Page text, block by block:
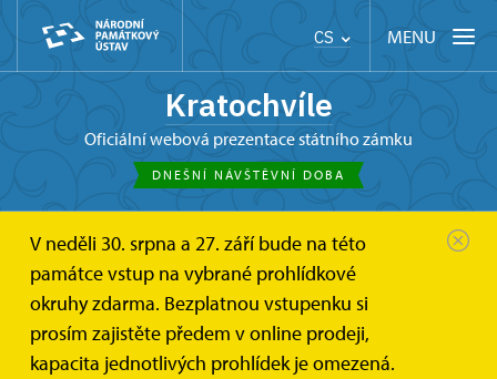
CS MENU
Kratochvíle
oficiální webová prezentace státního zámku
DNEŠNÍ NÁVŠTĚVNÍ DOBA
V neděli 30. srpna a 27. září bude na této
památce vstup na vybrané prohlídkové
okruhy zdarma. Bezplatnou vstupenku si
prosím zajistěte předem v online prodeji,
kapacita jednotlivých prohlídek je omezená.
Kratochvíle
Online vstupenky a dárkové poukazy
Dárkové poukazy
Dárkové poukazy